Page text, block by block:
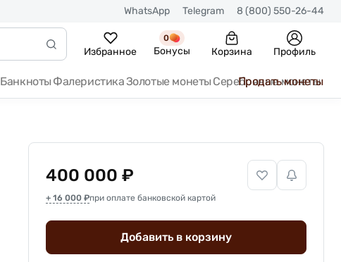
WhatsApp Telegram 8 (800) 550-26-44
Избранное
0
Бонусы Корзина Профиль
Банкноты ФалеристикаЗолотые монеты Серебряные монеты
Продать монеты
400 000 ₽
+ 16 000 ₽при оплате банковской картой
Добавить в корзину